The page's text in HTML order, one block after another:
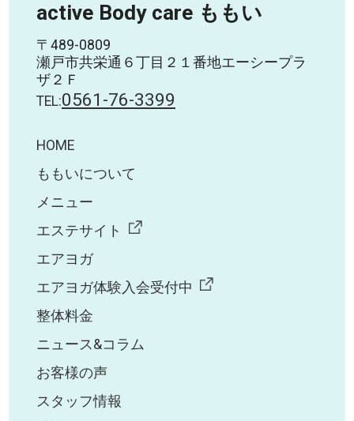
active Body care ももい
〒489-0809
瀬戸市共栄通６丁目２１番地エーシープラ
ザ２Ｆ
TEL:0561-76-3399
HOME
ももいについて
メニュー
エステサイト
エアヨガ
エアヨガ体験入会受付中
整体料金
ニュース&コラム
お客様の声
スタッフ情報